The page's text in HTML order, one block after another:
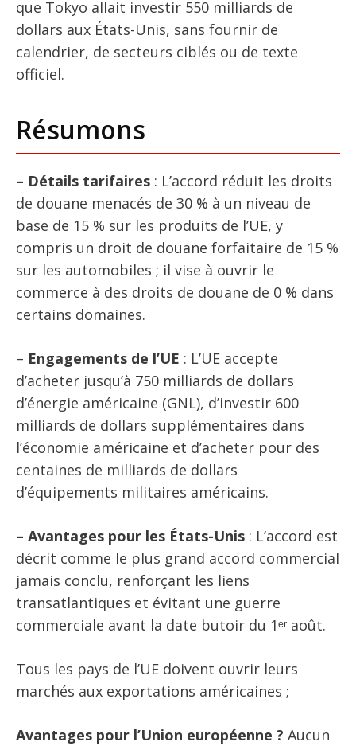
que Tokyo allait investir 550 milliards de
dollars aux États-Unis, sans fournir de
calendrier, de secteurs ciblés ou de texte
officiel.
Résumons
– Détails tarifaires : L’accord réduit les droits
de douane menacés de 30 % à un niveau de
base de 15 % sur les produits de l’UE, y
compris un droit de douane forfaitaire de 15 %
sur les automobiles ; il vise à ouvrir le
commerce à des droits de douane de 0 % dans
certains domaines.
– Engagements de l’UE : L’UE accepte
d’acheter jusqu’à 750 milliards de dollars
d’énergie américaine (GNL), d’investir 600
milliards de dollars supplémentaires dans
l’économie américaine et d’acheter pour des
centaines de milliards de dollars
d’équipements militaires américains.
– Avantages pour les États-Unis : L’accord est
décrit comme le plus grand accord commercial
jamais conclu, renforçant les liens
transatlantiques et évitant une guerre
commerciale avant la date butoir du 1ᵉʳ août.
Tous les pays de l’UE doivent ouvrir leurs
marchés aux exportations américaines ;
Avantages pour l’Union européenne ? Aucun